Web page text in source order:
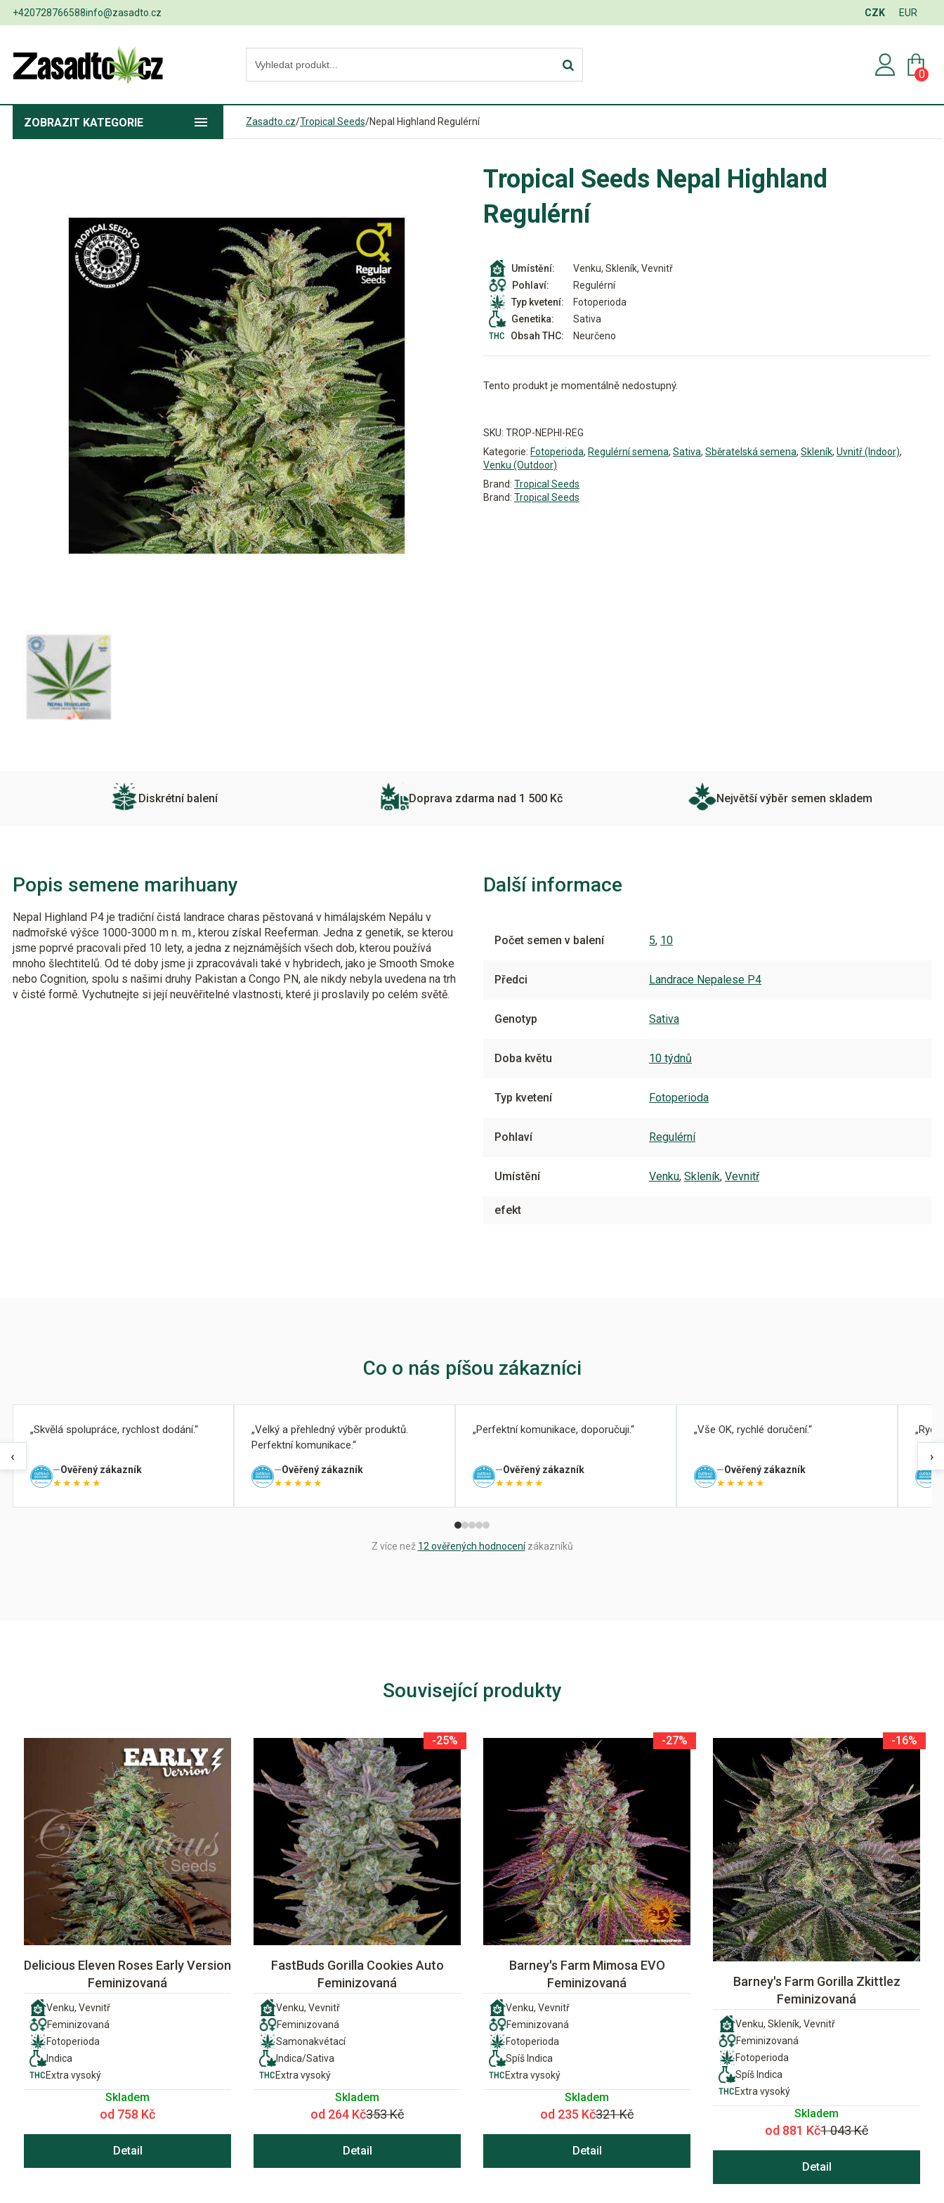
+420728766588info@zasadto.cz CZK EUR
0
ZOBRAZIT KATEGORIE Zasadto.cz/Tropical Seeds/Nepal Highland Regulérní
Tropical Seeds Nepal Highland
Regulérní
Umístění:
Venku, Skleník, Vevnitř
Pohlaví:
Regulérní
Typ kvetení:
Fotoperioda
Genetika:
Sativa
Obsah THC:
Neurčeno
Tento produkt je momentálně nedostupný.
SKU: TROP-NEPHI-REG
Kategorie: Fotoperioda, Regulérní semena, Sativa, Sběratelská semena, Skleník, Uvnitř (Indoor),
Venku (Outdoor)
Brand: Tropical Seeds
Brand: Tropical Seeds
Diskrétní balení Doprava zdarma nad 1 500 Kč Největší výběr semen skladem
Popis semene marihuany
Nepal Highland P4 je tradiční čistá landrace charas pěstovaná v himálajském Nepálu v
nadmořské výšce 1000-3000 m n. m., kterou získal Reeferman. Jedna z genetik, se kterou
jsme poprvé pracovali před 10 lety, a jedna z nejznámějších všech dob, kterou používá
mnoho šlechtitelů. Od té doby jsme ji zpracovávali také v hybridech, jako je Smooth Smoke
nebo Cognition, spolu s našimi druhy Pakistan a Congo PN, ale nikdy nebyla uvedena na trh
v čisté formě. Vychutnejte si její neuvěřitelné vlastnosti, které ji proslavily po celém světě.
Další informace
Počet semen v balení 5, 10
Předci Landrace Nepalese P4
Genotyp Sativa
Doba květu 10 týdnů
Typ kvetení Fotoperioda
Pohlaví Regulérní
Umístění Venku, Skleník, Vevnitř
efekt
Co o nás píšou zákazníci
‹
Skvělá spolupráce, rychlost dodání.
Ověřený zákazník
★★★★★
Velký a přehledný výběr produktů.
Perfektní komunikace.
Ověřený zákazník
★★★★★
Perfektní komunikace, doporučuji.
Ověřený zákazník
★★★★★
Vše OK, rychlé doručení.
Ověřený zákazník
★★★★★
›
Z více než 12 ověřených hodnocenízákazníků
Související produkty
Delicious Eleven Roses Early Version
Feminizovaná
Venku, Vevnitř
Feminizovaná
Fotoperioda
Indica
Extra vysoký
Skladem
od 758 Kč
Detail
-25%
FastBuds Gorilla Cookies Auto
Feminizovaná
Venku, Vevnitř
Feminizovaná
Samonakvétací
Indica/Sativa
Extra vysoký
Skladem
od 264 Kč353 Kč
Detail
-27%
Barney's Farm Mimosa EVO
Feminizovaná
Venku, Vevnitř
Feminizovaná
Fotoperioda
Spíš Indica
Extra vysoký
Skladem
od 235 Kč321 Kč
Detail
-16%
Barney's Farm Gorilla Zkittlez
Feminizovaná
Venku, Skleník, Vevnitř
Feminizovaná
Fotoperioda
Spíš Indica
Extra vysoký
Skladem
od 881 Kč1 043 Kč
Detail